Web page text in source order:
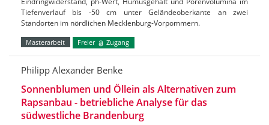
Tiefenverlauf bis -50 cm unter Geländeoberkante an zwei
Standorten im nördlichen Mecklenburg-Vorpommern.
Masterarbeit Freier Zugang
Philipp Alexander Benke
Sonnenblumen und Öllein als Alternativen zum
Rapsanbau - betriebliche Analyse für das
südwestliche Brandenburg